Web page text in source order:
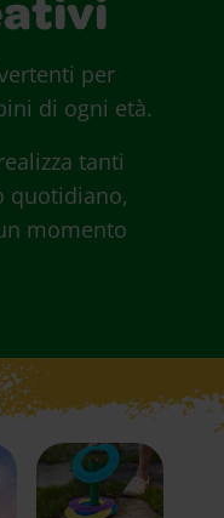
per
di ogni età.
tanti
quotidiano,
momento